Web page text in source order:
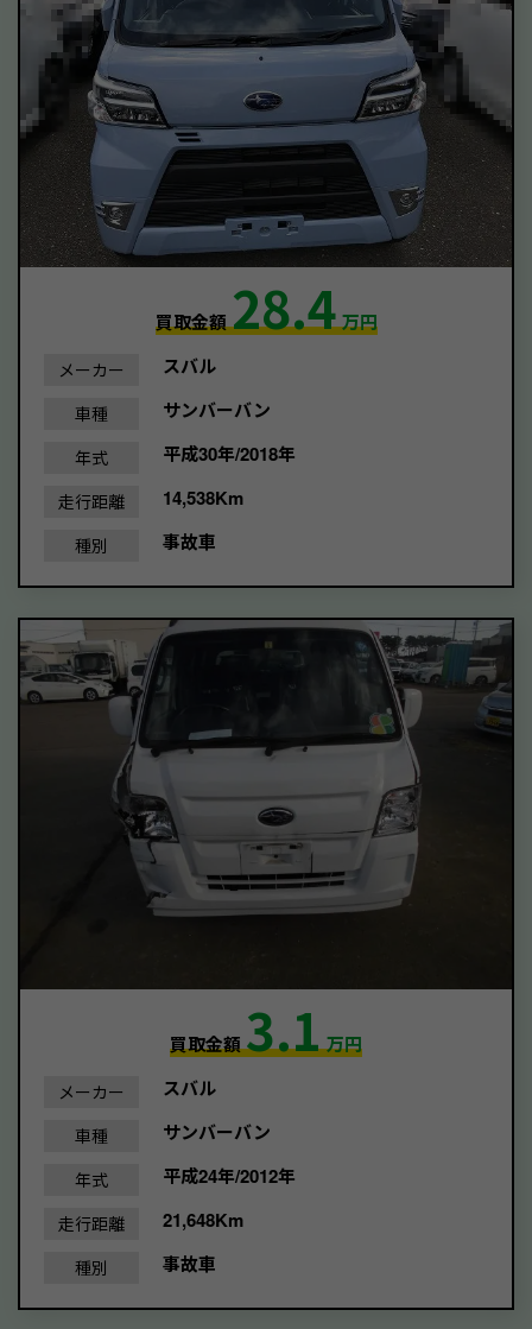
買取金額28.4万円
メーカー スバル
車種 サンバーバン
年式 平成30年/2018年
走行距離 14,538Km
種別 事故車
買取金額3.1万円
メーカー スバル
車種 サンバーバン
年式 平成24年/2012年
走行距離 21,648Km
種別 事故車